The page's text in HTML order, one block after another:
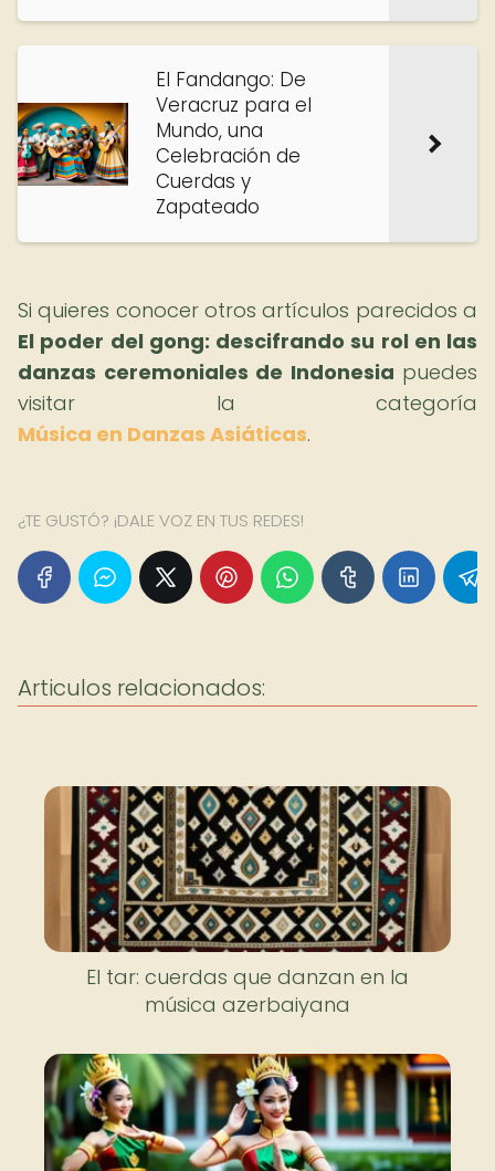
El Fandango: De
Veracruz para el
Mundo, una
Celebración de
Cuerdas y
Zapateado
Si quieres conocer otros artículos parecidos a
El poder del gong: descifrando su rol en las
danzas ceremoniales de Indonesia puedes
visitar la categoría
Música en Danzas Asiáticas.
¿TE GUSTÓ? ¡DALE VOZ EN TUS REDES!
Articulos relacionados:
El tar: cuerdas que danzan en la
música azerbaiyana